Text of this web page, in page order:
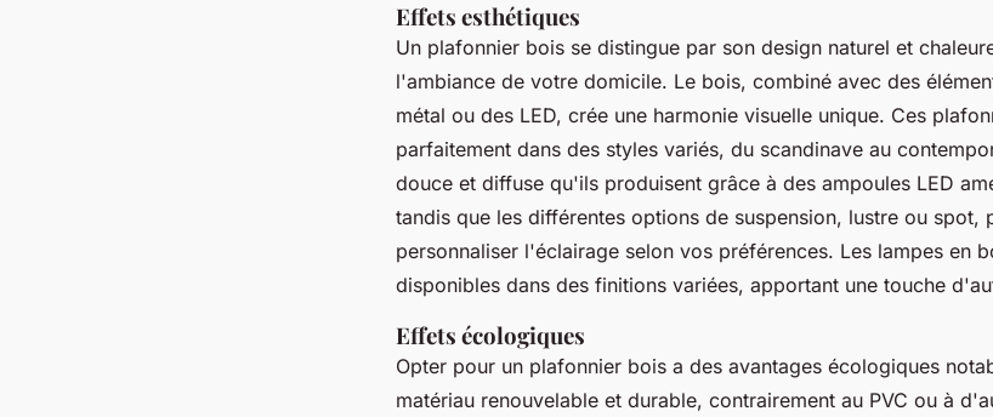
Effets esthétiques
Un plafonnier bois se distingue par son design naturel et
l'ambiance de votre domicile. Le bois, combiné avec des
métal ou des LED, crée une harmonie visuelle unique. Ces
parfaitement dans des styles variés, du scandinave au
douce et diffuse qu'ils produisent grâce à des ampoules LED
tandis que les différentes options de suspension, lustre ou spot,
personnaliser l'éclairage selon vos préférences. Les lampes en
disponibles dans des finitions variées, apportant une touche
Effets écologiques
Opter pour un plafonnier bois a des avantages écologiques
matériau renouvelable et durable, contrairement au PVC ou à